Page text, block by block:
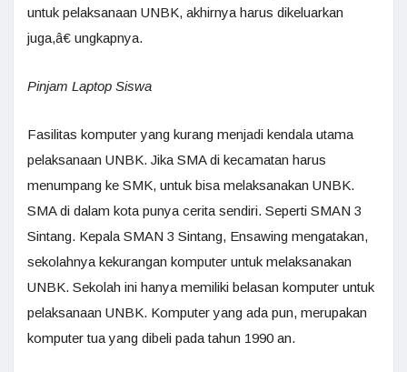
untuk pelaksanaan UNBK, akhirnya harus dikeluarkan
juga,â€ ungkapnya.
Pinjam Laptop Siswa
Fasilitas komputer yang kurang menjadi kendala utama
pelaksanaan UNBK. Jika SMA di kecamatan harus
menumpang ke SMK, untuk bisa melaksanakan UNBK.
SMA di dalam kota punya cerita sendiri. Seperti SMAN 3
Sintang. Kepala SMAN 3 Sintang, Ensawing mengatakan,
sekolahnya kekurangan komputer untuk melaksanakan
UNBK. Sekolah ini hanya memiliki belasan komputer untuk
pelaksanaan UNBK. Komputer yang ada pun, merupakan
komputer tua yang dibeli pada tahun 1990 an.